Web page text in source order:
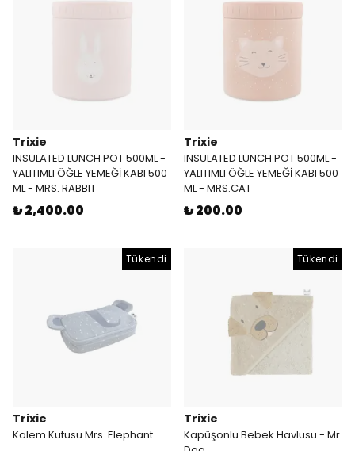
Trixie
INSULATED LUNCH POT 500ML -
YALITIMLI ÖĞLE YEMEĞİ KABI 500
ML - MRS. RABBIT
₺ 2,400.00
Trixie
INSULATED LUNCH POT 500ML -
YALITIMLI ÖĞLE YEMEĞİ KABI 500
ML - MRS.CAT
₺ 200.00
Tükendi
Trixie
Kalem Kutusu Mrs. Elephant
Tükendi
Trixie
Kapüşonlu Bebek Havlusu - Mr.